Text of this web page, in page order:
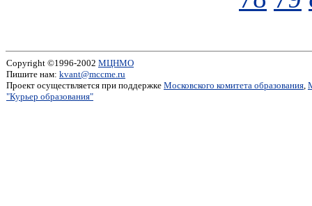
Copyright ©1996-2002 МЦНМО
Пишите нам: kvant@mccme.ru
Проект осуществляется при поддержке Московского комитета образования,
"Курьер образования"